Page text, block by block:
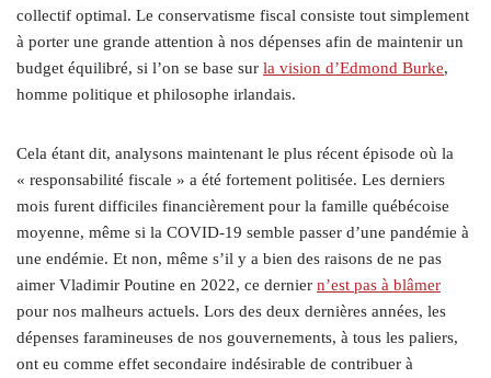
collectif optimal. Le conservatisme fiscal consiste tout simplement
à porter une grande attention à nos dépenses afin de maintenir un
budget équilibré, si l’on se base sur la vision d’Edmond Burke,
homme politique et philosophe irlandais.
Cela étant dit, analysons maintenant le plus récent épisode où la
« responsabilité fiscale » a été fortement politisée. Les derniers
mois furent difficiles financièrement pour la famille québécoise
moyenne, même si la COVID-19 semble passer d’une pandémie à
une endémie. Et non, même s’il y a bien des raisons de ne pas
aimer Vladimir Poutine en 2022, ce dernier n’est pas à blâmer
pour nos malheurs actuels. Lors des deux dernières années, les
dépenses faramineuses de nos gouvernements, à tous les paliers,
ont eu comme effet secondaire indésirable de contribuer à